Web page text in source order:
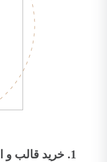
1. خرید قالب و انتخاب دمو